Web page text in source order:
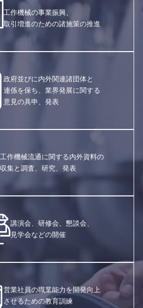
工作機械の事業振興、
取引増進のための諸施策の推進
政府並びに内外関連諸団体と
連係を保ち、業界発展に関する
意見の具申、発表
工作機械流通に関する内外資料の
収集と調査、研究、発表
講演会、研修会、懇談会、
見学会などの開催
営業社員の職業能力を開発向上
させるための教育訓練